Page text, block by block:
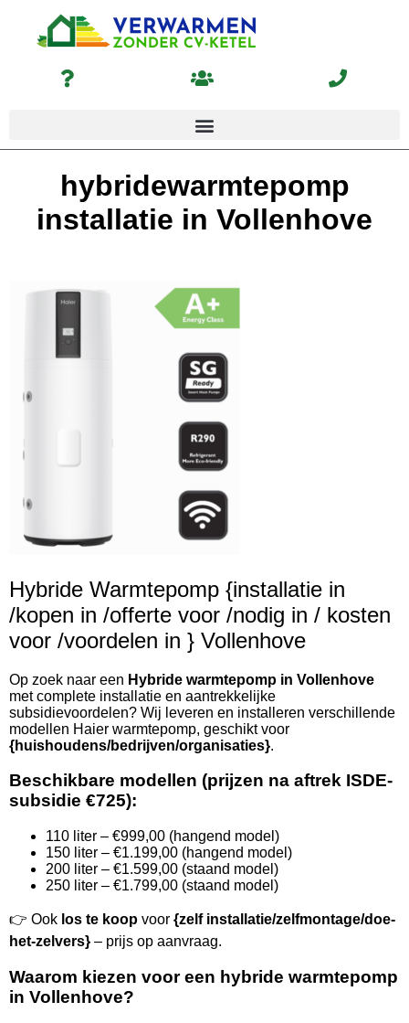
hybridewarmtepomp
installatie in Vollenhove
Hybride Warmtepomp {installatie in
/kopen in /offerte voor /nodig in / kosten
voor /voordelen in } Vollenhove
Op zoek naar een Hybride warmtepomp in Vollenhove
met complete installatie en aantrekkelijke
subsidievoordelen? Wij leveren en installeren verschillende
modellen Haier warmtepomp, geschikt voor
{huishoudens/bedrijven/organisaties}.
Beschikbare modellen (prijzen na aftrek ISDE-
subsidie €725):
110 liter – €999,00 (hangend model)
150 liter – €1.199,00 (hangend model)
200 liter – €1.599,00 (staand model)
250 liter – €1.799,00 (staand model)
👉 Ook los te koop voor {zelf installatie/zelfmontage/doe-
het-zelvers} – prijs op aanvraag.
Waarom kiezen voor een hybride warmtepomp
in Vollenhove?